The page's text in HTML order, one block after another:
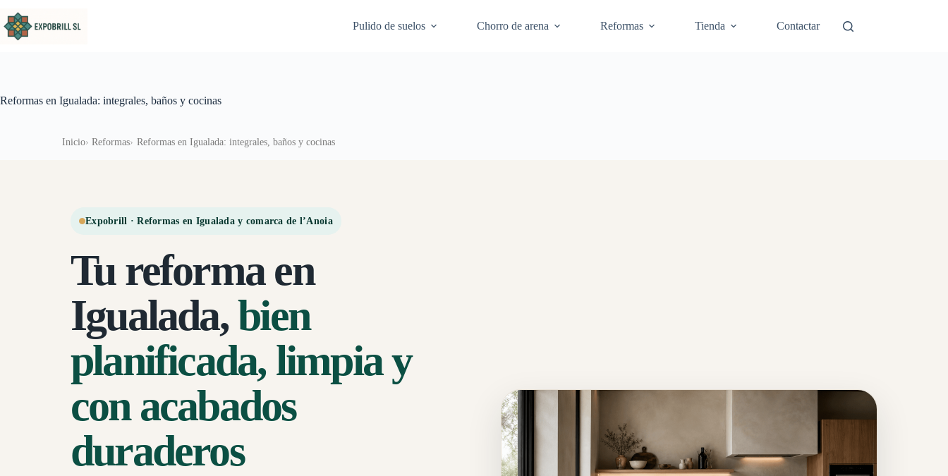
Pulido de suelos
Chorro de arena Reformas Tienda Contactar
Reformas en Igualada: integrales, baños y cocinas
Inicio Reformas Reformas en Igualada: integrales, baños y cocinas
Expobrill · Reformas en Igualada y comarca de l’Anoia
Tu reforma en
Igualada,bien
planificada, limpia y
con acabados
duraderos